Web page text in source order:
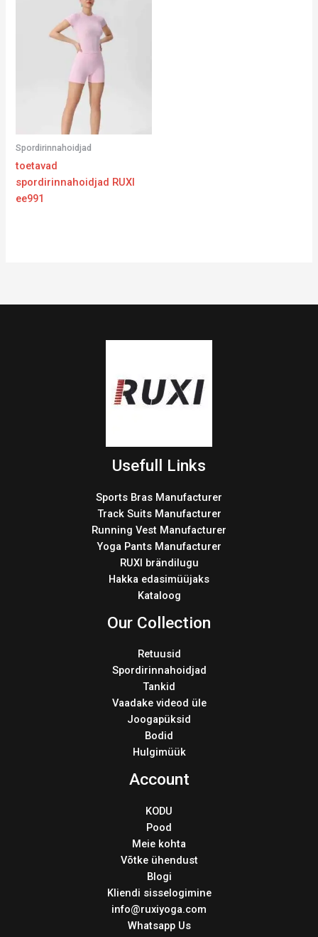
Spordirinnahoidjad
toetavad
spordirinnahoidjad RUXI
ee991
Usefull Links
Sports Bras Manufacturer
Track Suits Manufacturer
Running Vest Manufacturer
Yoga Pants Manufacturer
RUXI brändilugu
Hakka edasimüüjaks
Kataloog
Our Collection
Retuusid
Spordirinnahoidjad
Tankid
Vaadake videod üle
Joogapüksid
Bodid
Hulgimüük
Account
KODU
Pood
Meie kohta
Võtke ühendust
Blogi
Kliendi sisselogimine
info@ruxiyoga.com
Whatsapp Us